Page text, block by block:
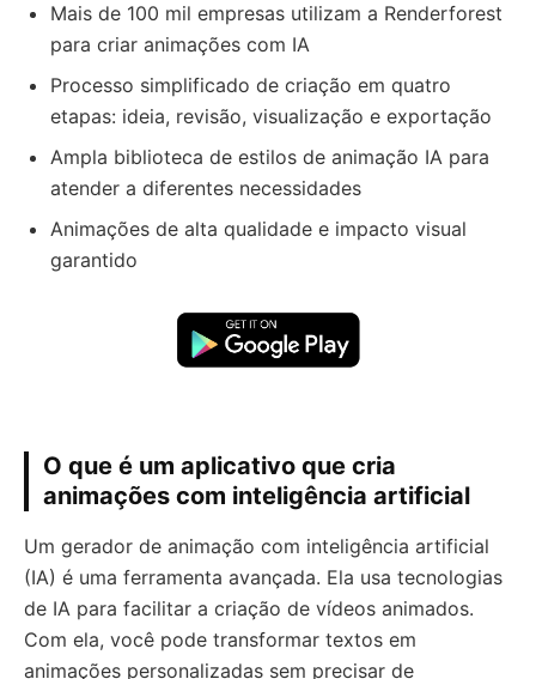
Mais de 100 mil empresas utilizam a Renderforest
para criar animações com IA
Processo simplificado de criação em quatro
etapas: ideia, revisão, visualização e exportação
Ampla biblioteca de estilos de animação IA para
atender a diferentes necessidades
Animações de alta qualidade e impacto visual
garantido
O que é um aplicativo que cria
animações com inteligência artificial
Um gerador de animação com inteligência artificial
(IA) é uma ferramenta avançada. Ela usa tecnologias
de IA para facilitar a criação de vídeos animados.
Com ela, você pode transformar textos em
animações personalizadas sem precisar de